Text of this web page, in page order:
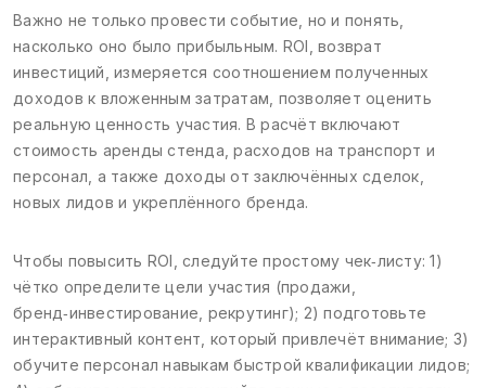
Важно не только провести событие, но и понять,
насколько оно было прибыльным. ROI возврат
инвестиций, измеряется соотношением полученных
доходов к вложенным затратам , позволяет оценить
реальную ценность участия. В расчёт включают
стоимость аренды стенда, расходов на транспорт и
персонал, а также доходы от заключённых сделок,
новых лидов и укреплённого бренда.
Чтобы повысить ROI, следуйте простому чек‑листу: 1)
чётко определите цели участия (продажи,
бренд‑инвестирование, рекрутинг); 2) подготовьте
интерактивный контент, который привлечёт внимание; 3)
обучите персонал навыкам быстрой квалификации лидов;